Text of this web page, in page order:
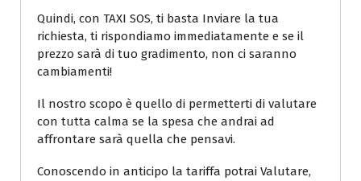
Quindi, con TAXI SOS, ti basta Inviare la tua
richiesta, ti rispondiamo immediatamente e se il
prezzo sarà di tuo gradimento, non ci saranno
cambiamenti!
Il nostro scopo è quello di permetterti di valutare
con tutta calma se la spesa che andrai ad
affrontare sarà quella che pensavi.
Conoscendo in anticipo la tariffa potrai Valutare,